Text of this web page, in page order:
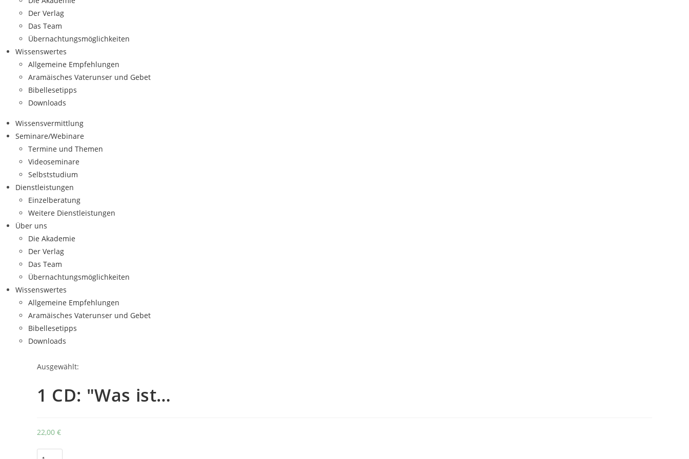
Der Verlag
Das Team
Übernachtungsmöglichkeiten
Wissenswertes
Allgemeine Empfehlungen
Aramäisches Vaterunser und Gebet
Bibellesetipps
Downloads
Wissensvermittlung
Seminare/Webinare
Termine und Themen
Videoseminare
Selbststudium
Dienstleistungen
Einzelberatung
Weitere Dienstleistungen
Über uns
Die Akademie
Der Verlag
Das Team
Übernachtungsmöglichkeiten
Wissenswertes
Allgemeine Empfehlungen
Aramäisches Vaterunser und Gebet
Bibellesetipps
Downloads
Ausgewählt:
1 CD: "Was ist…
22,00 €